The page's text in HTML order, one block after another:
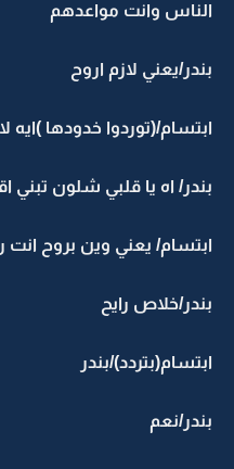
الناس وانت مواعدهم
بندر/يعني لازم اروح
ابتسام/(توردوا خدودها )ايه
بندر/ اه يا قلبي شلون تبني
ابتسام/ يعني وين بروح انت
بندر/خلاص رايح
ابتسام(بتردد)/بندر
بندر/نعم